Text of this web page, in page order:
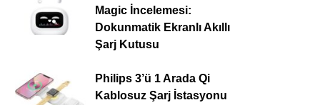
Magic İncelemesi:
Dokunmatik Ekranlı Akıllı
Şarj Kutusu
Philips 3’ü 1 Arada Qi
Kablosuz Şarj İstasyonu